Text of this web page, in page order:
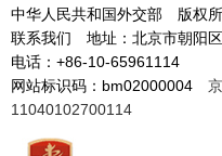
中华人民共和国外交部 版权
联系我们 地址：北京市朝阳
电话：+86-10-65961114
网站标识码：bm02000004
11040102700114